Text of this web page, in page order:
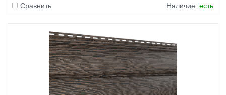
Сравнить Наличие: есть